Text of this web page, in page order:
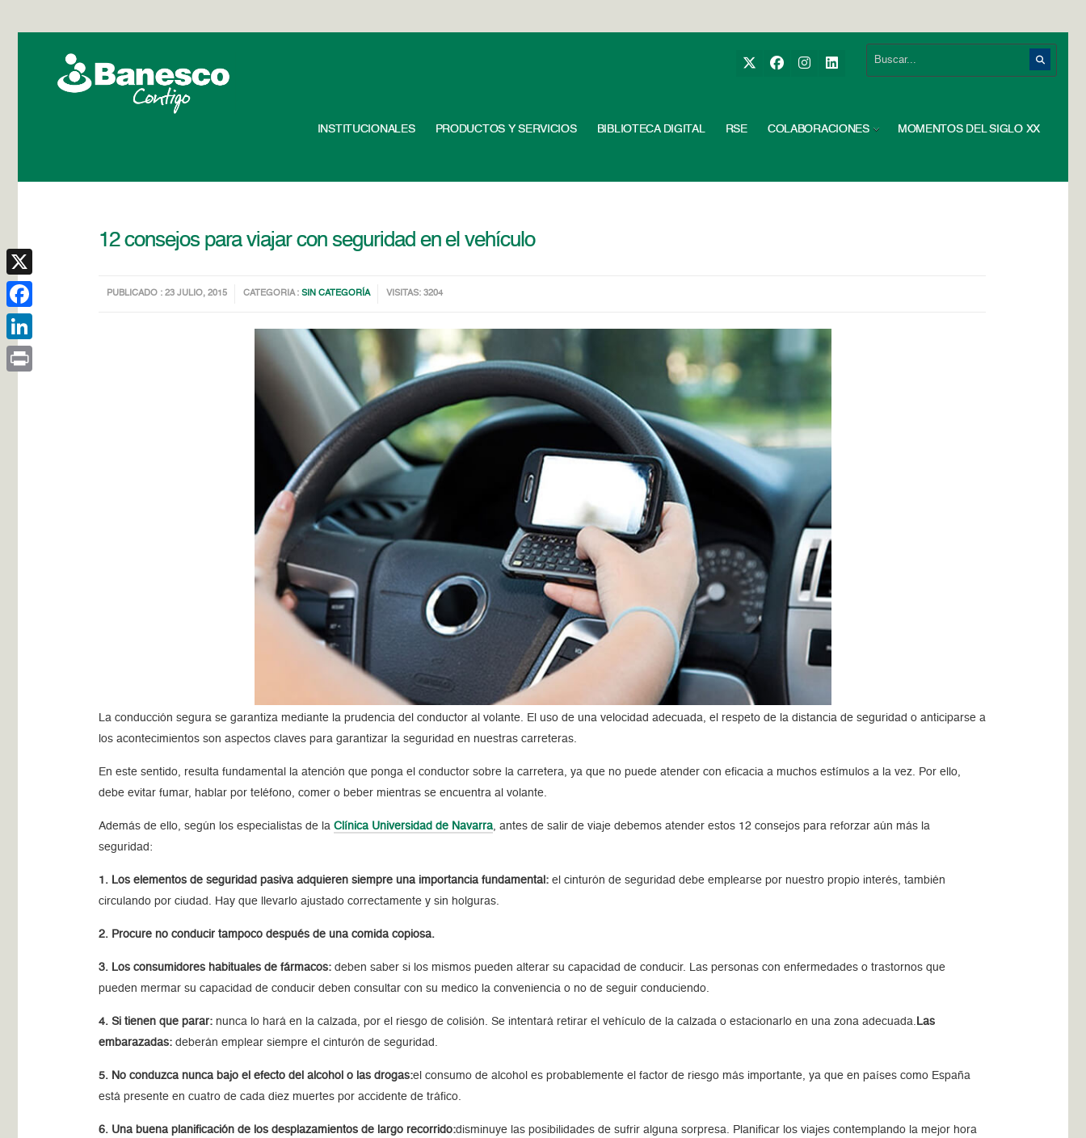
INSTITUCIONALES PRODUCTOS Y SERVICIOS BIBLIOTECA DIGITAL RSE COLABORACIONES MOMENTOS DEL SIGLO XX
12 consejos para viajar con seguridad en el vehículo
PUBLICADO : 23 JULIO, 2015 CATEGORIA :SIN CATEGORÍA VISITAS: 3204
La conducción segura se garantiza mediante la prudencia del conductor al volante. El uso de una velocidad adecuada, el respeto de la distancia de seguridad o anticiparse a
los acontecimientos son aspectos claves para garantizar la seguridad en nuestras carreteras.
En este sentido, resulta fundamental la atención que ponga el conductor sobre la carretera, ya que no puede atender con eficacia a muchos estímulos a la vez. Por ello,
debe evitar fumar, hablar por teléfono, comer o beber mientras se encuentra al volante.
Además de ello, según los especialistas de laClínica Universidad de Navarra , antes de salir de viaje debemos atender estos 12 consejos para reforzar aún más la
seguridad:
1. Los elementos de seguridad pasiva adquieren siempre una importancia fundamental:el cinturón de seguridad debe emplearse por nuestro propio interés, también
circulando por ciudad. Hay que llevarlo ajustado correctamente y sin holguras.
2. Procure no conducir tampoco después de una comida copiosa.
3. Los consumidores habituales de fármacos: deben saber si los mismos pueden alterar su capacidad de conducir. Las personas con enfermedades o trastornos que
pueden mermar su capacidad de conducir deben consultar con su medico la conveniencia o no de seguir conduciendo.
4. Si tienen que parar: nunca lo hará en la calzada, por el riesgo de colisión. Se intentará retirar el vehículo de la calzada o estacionarlo en una zona adecuada. Las
embarazadas: deberán emplear siempre el cinturón de seguridad.
5. No conduzca nunca bajo el efecto del alcohol o las drogas:el consumo de alcohol es probablemente el factor de riesgo más importante, ya que en países como España
está presente en cuatro de cada diez muertes por accidente de tráfico.
6. Una buena planificación de los desplazamientos de largo recorrido:disminuye las posibilidades de sufrir alguna sorpresa. Planificar los viajes contemplando la mejor hora
X
Facebook
LinkedIn